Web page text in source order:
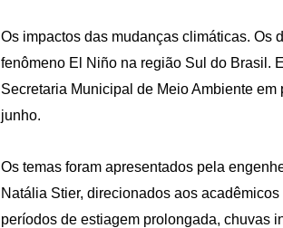
Os impactos das mudanças climáticas. Os
fenômeno El Niño na região Sul do Brasil.
Secretaria Municipal de Meio Ambiente
junho.
Os temas foram apresentados pela
Natália Stier, direcionados aos
períodos de estiagem prolongada, chuvas